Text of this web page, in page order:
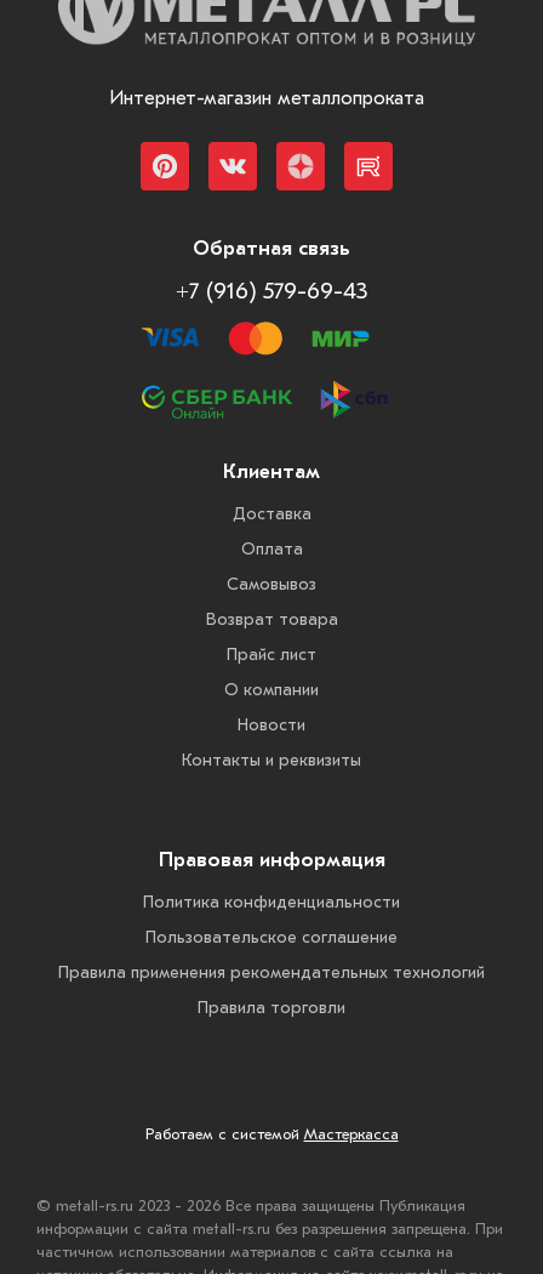
Интернет-магазин металлопроката
Обратная связь
+7 (916) 579-69-43
Клиентам
Доставка
Оплата
Самовывоз
Возврат товара
Прайс лист
О компании
Новости
Контакты и реквизиты
Правовая информация
Политика конфиденциальности
Пользовательское соглашение
Правила применения рекомендательных технологий
Правила торговли
Работаем с системой Мастеркасса
© metall-rs.ru 2023 - 2026 Все права защищены Публикация
информации с сайта metall-rs.ru без разрешения запрещена. При
частичном использовании материалов с сайта ссылка на